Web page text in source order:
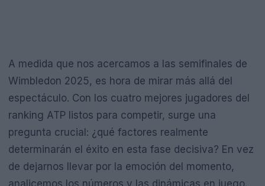
A medida que nos acercamos a las semifinales de
Wimbledon 2025, es hora de mirar más allá del
espectáculo. Con los cuatro mejores jugadores del
ranking ATP listos para competir, surge una
pregunta crucial: ¿qué factores realmente
determinarán el éxito en esta fase decisiva? En vez
de dejarnos llevar por la emoción del momento,
analicemos los números y las dinámicas en juego.